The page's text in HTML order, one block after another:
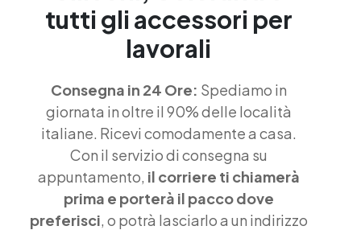
tutti gli accessori per
lavorali
Consegna in 24 Ore: Spediamo in
giornata in oltre il 90% delle località
italiane. Ricevi comodamente a casa.
Con il servizio di consegna su
appuntamento, il corriere ti chiamerà
prima e porterà il pacco dove
preferisci, o potrà lasciarlo a un indirizzo